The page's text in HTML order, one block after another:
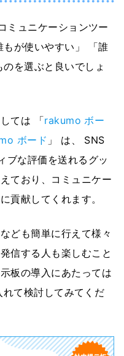
ミュニケーションツー
が使いやすい」 「誰
を選ぶと良いでしょ
ては 「rakumo ボー
ボード 」 は、 SNS
ブな評価を送れるグッ
ており、コミュニケー
貢献してくれます。
ども簡単に行えて様々
信する人も楽しむこと
板の導入にあたっては
れて検討してみてくだ